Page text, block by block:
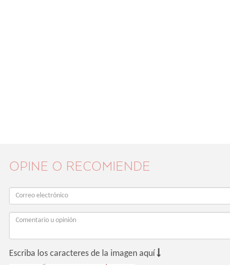
OPINE O RECOMIENDE
Escriba los caracteres de la imagen aquí 